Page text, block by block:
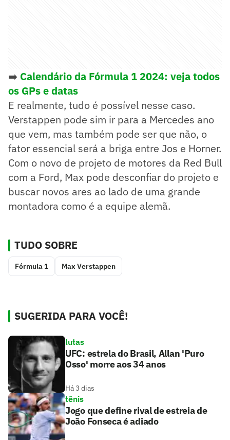
➡️ Calendário da Fórmula 1 2024: veja todos
os GPs e datas
E realmente, tudo é possível nesse caso.
Verstappen pode sim ir para a Mercedes ano
que vem, mas também pode ser que não, o
fator essencial será a briga entre Jos e Horner.
Com o novo de projeto de motores da Red Bull
com a Ford, Max pode desconfiar do projeto e
buscar novos ares ao lado de uma grande
montadora como é a equipe alemã.
TUDO SOBRE
Fórmula 1 Max Verstappen
SUGERIDA PARA VOCÊ!
lutas
UFC: estrela do Brasil, Allan 'Puro
Osso' morre aos 34 anos
Há 3 dias
tênis
Jogo que define rival de estreia de
João Fonseca é adiado